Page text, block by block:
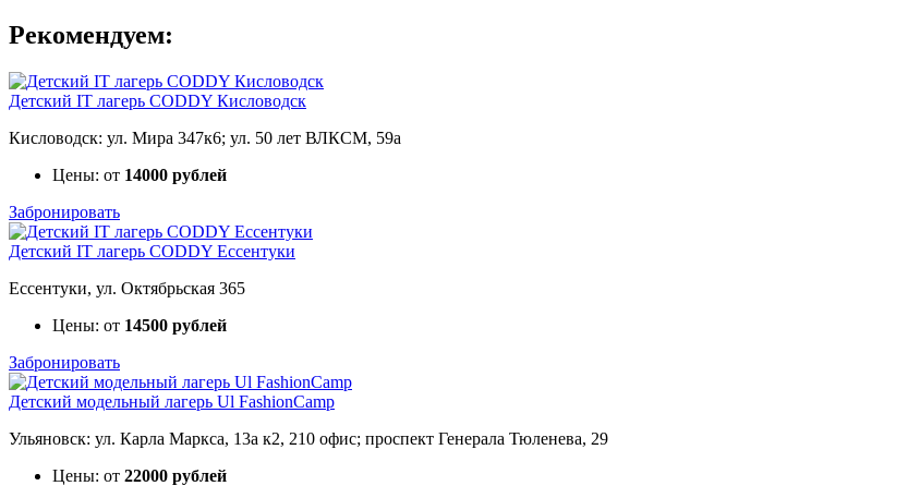
Рекомендуем:
Детский IT лагерь CODDY Кисловодск
Кисловодск: ул. Мира 347к6; ул. 50 лет ВЛКСМ, 59а
Цены: от 14000 рублей
Забронировать
Детский IT лагерь CODDY Ессентуки
Ессентуки, ул. Октябрьская 365
Цены: от 14500 рублей
Забронировать
Детский модельный лагерь Ul FashionCamp
Ульяновск: ул. Карла Маркса, 13а к2, 210 офис; проспект Генерала Тюленева, 29
Цены: от 22000 рублей